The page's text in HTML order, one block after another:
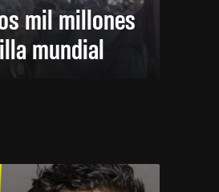
mil millones
mundial